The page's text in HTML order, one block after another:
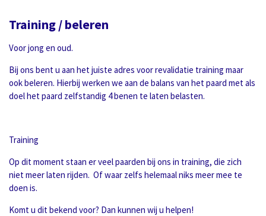
Training / beleren
Voor jong en oud.
Bij ons bent u aan het juiste adres voor revalidatie training maar
ook beleren. Hierbij werken we aan de balans van het paard met als
doel het paard zelfstandig 4 benen te laten belasten.
Training
Op dit moment staan er veel paarden bij ons in training, die zich
niet meer laten rijden. Of waar zelfs helemaal niks meer mee te
doen is.
Komt u dit bekend voor? Dan kunnen wij u helpen!